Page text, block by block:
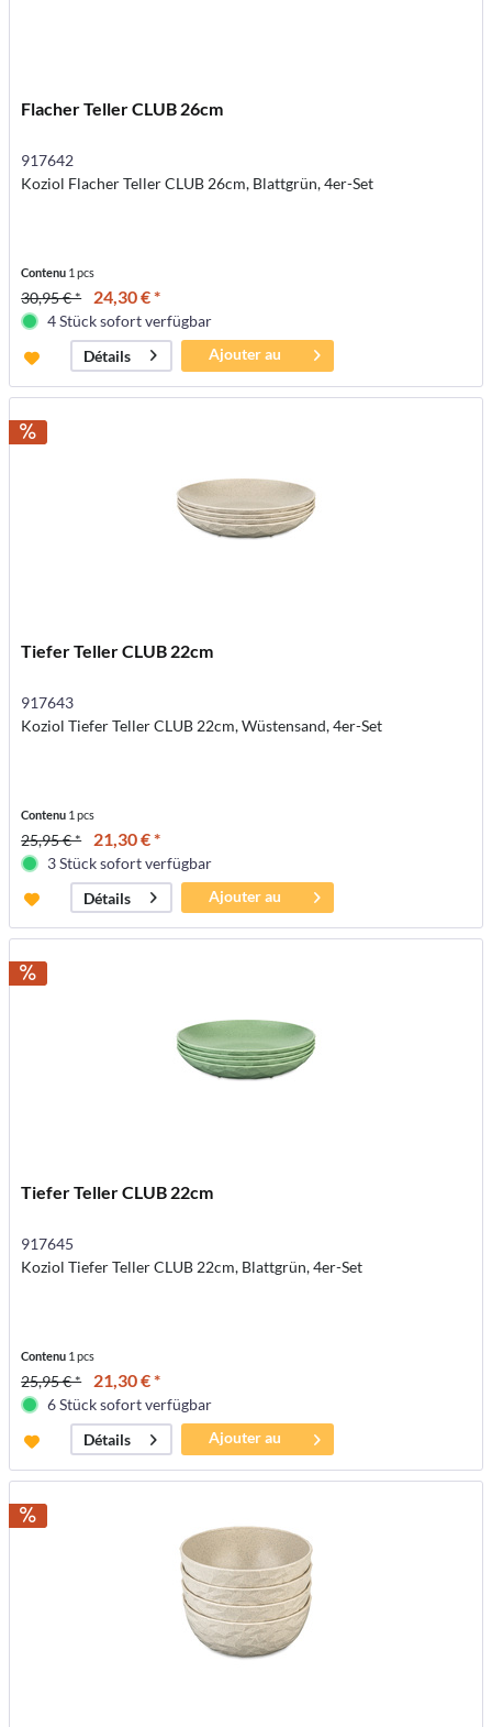
Flacher Teller CLUB 26cm
917642
Koziol Flacher Teller CLUB 26cm, Blattgrün, 4er-Set
Contenu 1 pcs
30,95 € * 24,30 € *
4 Stück sofort verfügbar
Détails
Ajouter au
panier
Tiefer Teller CLUB 22cm
917643
Koziol Tiefer Teller CLUB 22cm, Wüstensand, 4er-Set
Contenu 1 pcs
25,95 € * 21,30 € *
3 Stück sofort verfügbar
Détails
Ajouter au
panier
Tiefer Teller CLUB 22cm
917645
Koziol Tiefer Teller CLUB 22cm, Blattgrün, 4er-Set
Contenu 1 pcs
25,95 € * 21,30 € *
6 Stück sofort verfügbar
Détails
Ajouter au
panier